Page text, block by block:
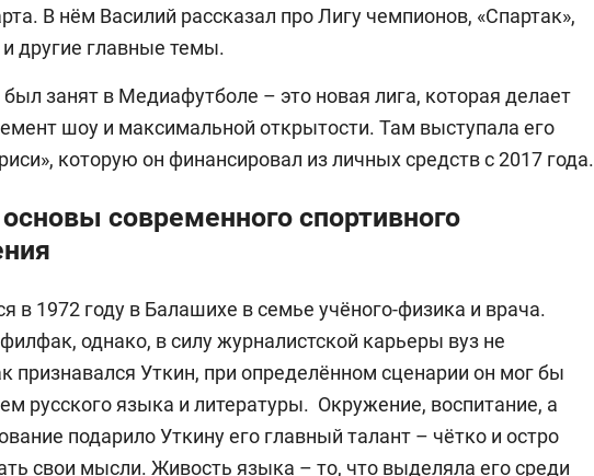
В нём Василий рассказал про Лигу чемпионов, «Спартак»,
и другие главные темы.
занят в Медиафутболе – это новая лига, которая делает
шоу и максимальной открытости. Там выступала его
которую он финансировал из личных средств с 2017 года.
современного спортивного
в 1972 году в Балашихе в семье учёного-физика и врача.
однако, в силу журналистской карьеры вуз не
признавался Уткин, при определённом сценарии он мог бы
русского языка и литературы. Окружение, воспитание, а
подарило Уткину его главный талант – чётко и остро
свои мысли. Живость языка – то, что выделяла его среди